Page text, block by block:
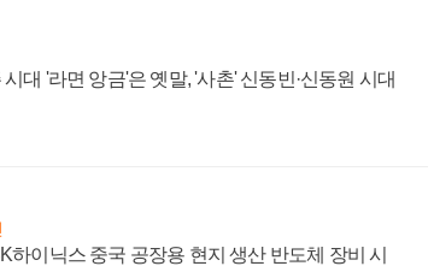
대 '라면 앙금'은 옛말, '사촌' 신동빈·신동원 시대
하이닉스 중국 공장용 현지 생산 반도체 장비 시